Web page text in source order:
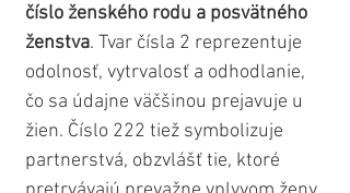
číslo ženského rodu a posvätného
ženstva. Tvar čísla 2 reprezentuje
odolnosť, vytrvalosť a odhodlanie,
čo sa údajne väčšinou prejavuje u
žien. Číslo 222 tiež symbolizuje
partnerstvá, obzvlášť tie, ktoré